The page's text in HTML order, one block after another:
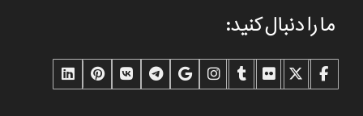
ما را دنبال کنید: